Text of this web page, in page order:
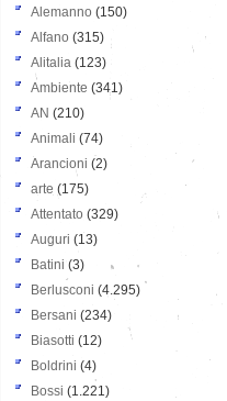
Alemanno (150)
Alfano (315)
Alitalia (123)
Ambiente (341)
AN (210)
Animali (74)
Arancioni (2)
arte (175)
Attentato (329)
Auguri (13)
Batini (3)
Berlusconi (4.295)
Bersani (234)
Biasotti (12)
Boldrini (4)
Bossi (1.221)